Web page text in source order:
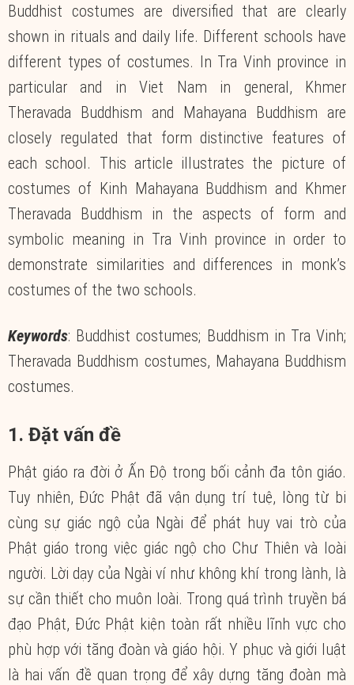
Buddhist costumes are diversified that are clearly
shown in rituals and daily life. Different schools have
different types of costumes. In Tra Vinh province in
particular and in Viet Nam in general, Khmer
Theravada Buddhism and Mahayana Buddhism are
closely regulated that form distinctive features of
each school. This article illustrates the picture of
costumes of Kinh Mahayana Buddhism and Khmer
Theravada Buddhism in the aspects of form and
symbolic meaning in Tra Vinh province in order to
demonstrate similarities and differences in monk’s
costumes of the two schools.
Keywords: Buddhist costumes; Buddhism in Tra Vinh;
Theravada Buddhism costumes, Mahayana Buddhism
costumes.
1. Đặt vấn đề
Phật giáo ra đời ở Ấn Độ trong bối cảnh đa tôn giáo.
Tuy nhiên, Đức Phật đã vận dụng trí tuệ, lòng từ bi
cùng sự giác ngộ của Ngài để phát huy vai trò của
Phật giáo trong việc giác ngộ cho Chư Thiên và loài
người. Lời dạy của Ngài ví như không khí trong lành, là
sự cần thiết cho muôn loài. Trong quá trình truyền bá
đạo Phật, Đức Phật kiện toàn rất nhiều lĩnh vực cho
phù hợp với tăng đoàn và giáo hội. Y phục và giới luật
là hai vấn đề quan trọng để xây dựng tăng đoàn mà